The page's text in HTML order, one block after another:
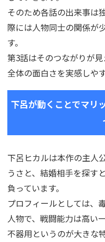
そのため各話の出来事は
際には人物同士の関係が
す。
第3話はそのつながりが
全体の面白さを実感しや
下呂が動くことでマリ
下呂ヒカルは本作の主人
うさと、結婚相手を探す
負っています。
プロフィールとしては、
人物で、戦闘能力は高い
不器用というのが大きな特